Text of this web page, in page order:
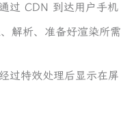
过 CDN 到达用户手机
解析、准备好渲染所需
过特效处理后显示在屏